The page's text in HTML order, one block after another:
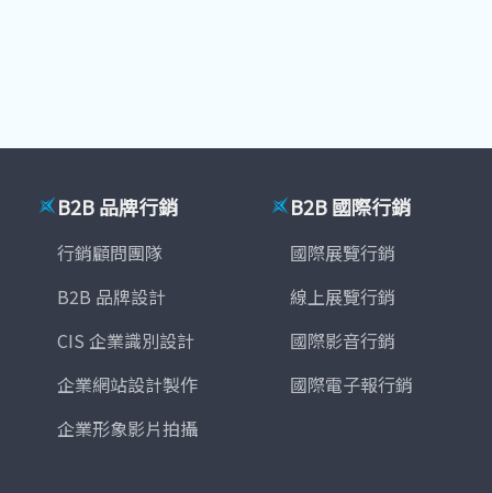
B2B 品牌行銷
行銷顧問團隊
B2B 品牌設計
CIS 企業識別設計
企業網站設計製作
企業形象影片拍攝
B2B 國際行銷
國際展覽行銷
線上展覽行銷
國際影音行銷
國際電子報行銷